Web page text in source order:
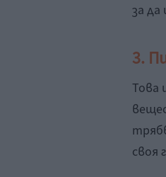
за
3.
Това
своя